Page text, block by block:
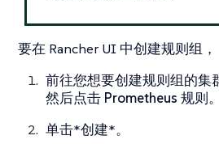
要在 Rancher UI 中创建规则组，
前往您想要创建规则组的集
然后点击 Prometheus 规则。
单击*创建*。